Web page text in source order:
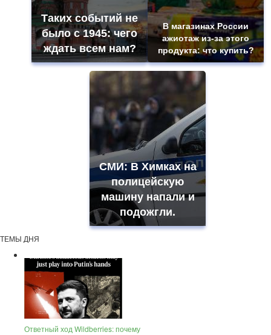
Таких событий не
было с 1945: чего
ждать всем нам?
В магазинах России
ажиотаж из-за этого
продукта: что купить?
СМИ: В Химках на
полицейскую
машину напали и
подожгли.
ТЕМЫ ДНЯ
Ответный ход Wildberries: почему